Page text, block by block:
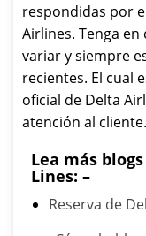
respondidas por
Airlines. Tenga
variar y siempre
recientes. El cual
oficial de Delta
atención al cliente.
Lea más
Lines: –
Reserva de